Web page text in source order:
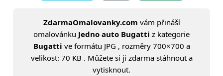
ZdarmaOmalovanky.com vám přináší
omalovánku Jedno auto Bugatti z kategorie
Bugatti ve formátu JPG , rozměry 700×700 a
velikost: 70 KB . Můžete si ji zdarma stáhnout a
vytisknout.